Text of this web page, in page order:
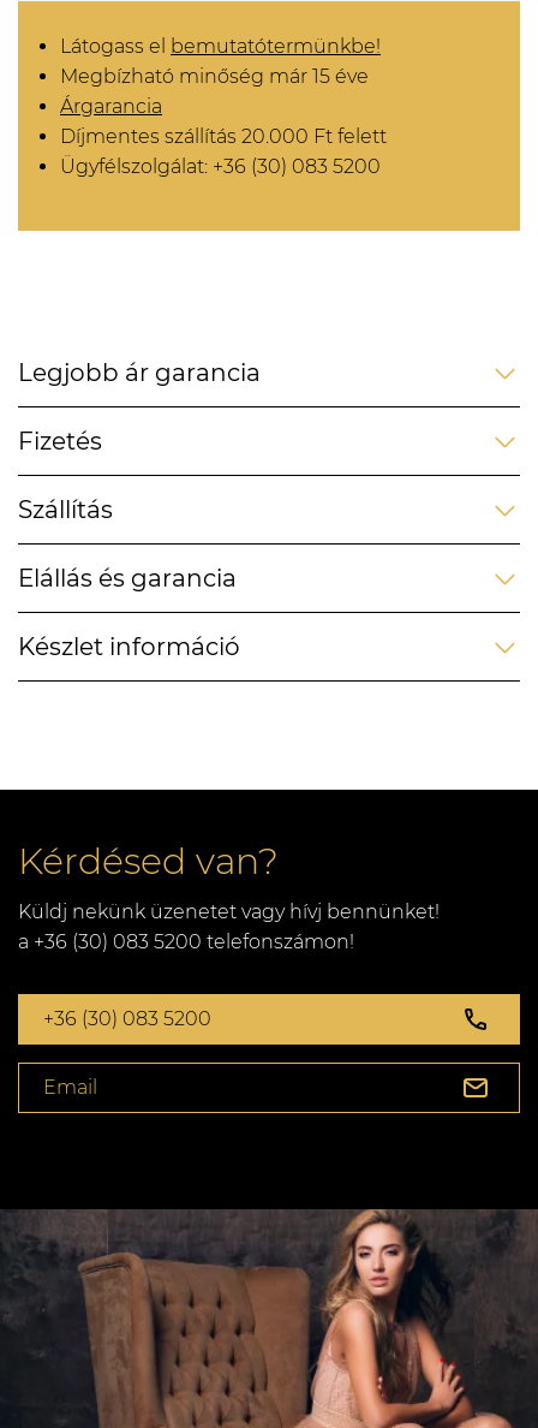
Látogass el bemutatótermünkbe!
Megbízható minőség már 15 éve
Árgarancia
Díjmentes szállítás 20.000 Ft felett
Ügyfélszolgálat: +36 (30) 083 5200
Legjobb ár garancia
Fizetés
Szállítás
Elállás és garancia
Készlet információ
Kérdésed van?
Küldj nekünk üzenetet vagy hívj bennünket!
a +36 (30) 083 5200 telefonszámon!
+36 (30) 083 5200
Email